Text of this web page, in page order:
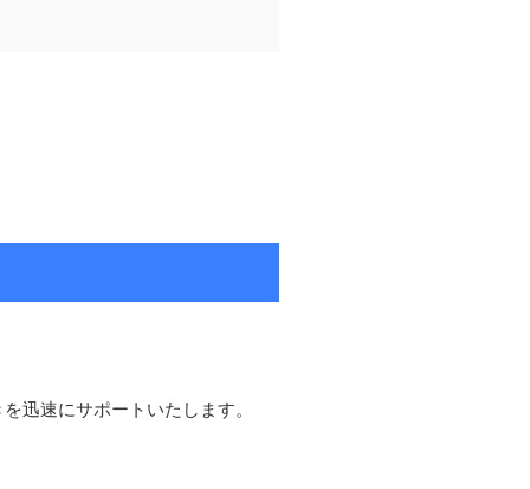
迅速にサポートいたします。